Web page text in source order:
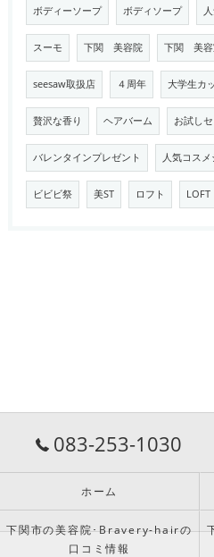
ボディーソープ ボディソープ
スーモ 下関 美容院 下関 美容
seesaw取扱店 ４周年 大学生カ
贅沢な香り ヘアバーム お試し
バレンタインプレゼント 人気コス
ビビビ祭 美ST ロフト LOFT
083-253-1030
ホーム
下関市の美容院･Bravery-hairの
口コミ情報